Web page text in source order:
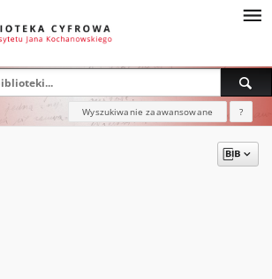
Wyszukiwanie zaawansowane ?